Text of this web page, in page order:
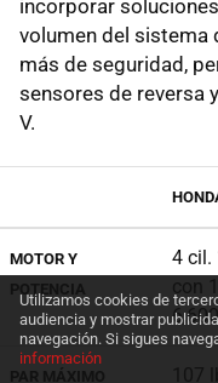
incorporar
volumen del sistema
más de seguridad,
sensores de reversa
V.
MOTOR Y
POTENCIA
4 cil.
con
PAR MÁXIMO 107
Utilizamos cookies de
audiencia y mostrar
navegación. Si sigues
información